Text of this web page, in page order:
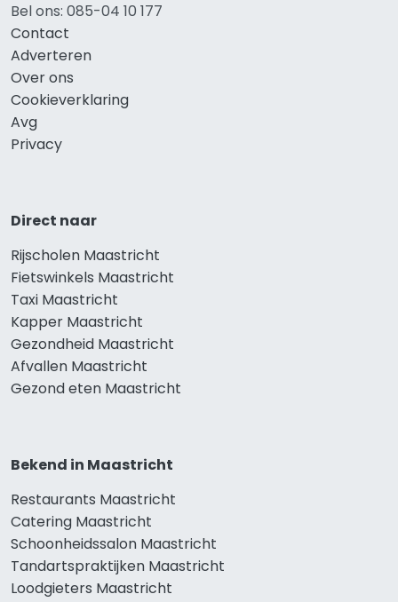
Bel ons: 085-04 10 177
Contact
Adverteren
Over ons
Cookieverklaring
Avg
Privacy
Direct naar
Rijscholen Maastricht
Fietswinkels Maastricht
Taxi Maastricht
Kapper Maastricht
Gezondheid Maastricht
Afvallen Maastricht
Gezond eten Maastricht
Bekend in Maastricht
Restaurants Maastricht
Catering Maastricht
Schoonheidssalon Maastricht
Tandartspraktijken Maastricht
Loodgieters Maastricht